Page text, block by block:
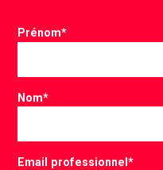
Prénom*
Nom*
Email professionnel*